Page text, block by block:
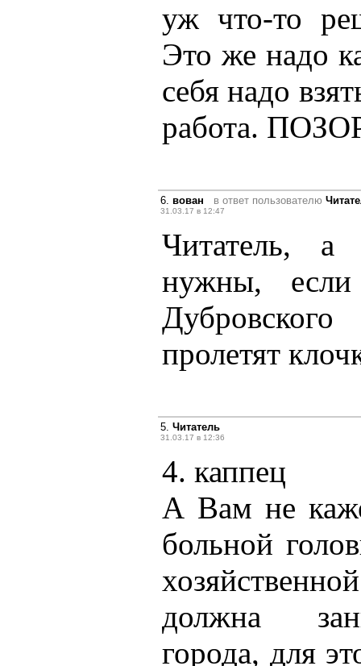
уж что-то
Это же надо
себя надо
работа.
6. вован в ответ пользователю
31.03.17 в 12:47
Читатель, а
нужны,
пролетят
5. Читатель
31.03.17 в 12:36
4. каппец
А Вам не
больной
должна
города, для